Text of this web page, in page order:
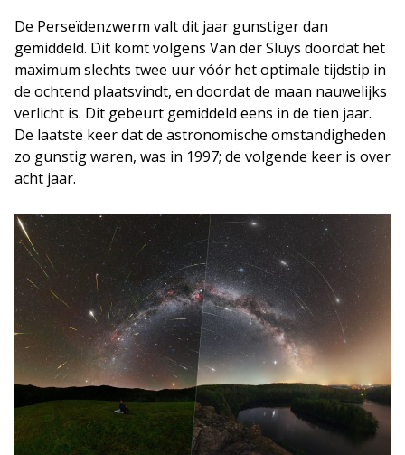
De Perseïdenzwerm valt dit jaar gunstiger dan
gemiddeld. Dit komt volgens Van der Sluys doordat het
maximum slechts twee uur vóór het optimale tijdstip in
de ochtend plaatsvindt, en doordat de maan nauwelijks
verlicht is. Dit gebeurt gemiddeld eens in de tien jaar.
De laatste keer dat de astronomische omstandigheden
zo gunstig waren, was in 1997; de volgende keer is over
acht jaar.